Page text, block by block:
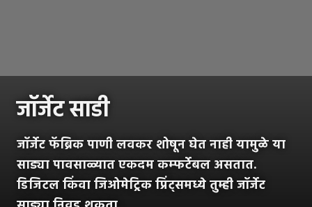
जॉर्जेट साडी
जॉर्जेट फॅब्रिक पाणी लवकर शोषून घेत नाही यामुळे या
साड्या पावसाळ्यात एकदम कम्फर्टेबल असतात.
डिजिटल किंवा जिओमेट्रिक प्रिंट्समध्ये तुम्ही जॉर्जेट